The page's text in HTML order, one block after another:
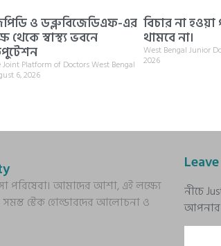
ও ডব্লুবিজেডিএফ-এর
থেকে স্বাস্থ্য ভবনে
Joint Platform of Doctors West Bengal
6, 2026
বিচার না হওয়া
থামবে না।
West Bengal Junior
2026
পরিষেবা। আমাদের আশা, এই লক্ষ্যে
সমস্ত স্টেক হোল্ডারদের আলোচনা ও
নীচে
আপনার